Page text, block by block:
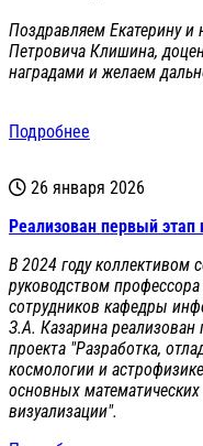
Поздравляем Екатерину и
Петровича Клишина,
наградами и желаем
Подробнее
26 января 2026
Реализован первый этап
В 2024 году
руководством
сотрудников кафедры
З.А. Казарина реализован
проекта "Разработка,
космологии и
основных
визуализации".